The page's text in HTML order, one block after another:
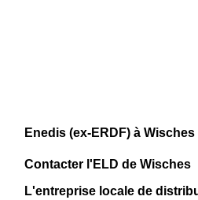
Enedis (ex-ERDF) à Wisches
Contacter l'ELD de Wisches
L'entreprise locale de